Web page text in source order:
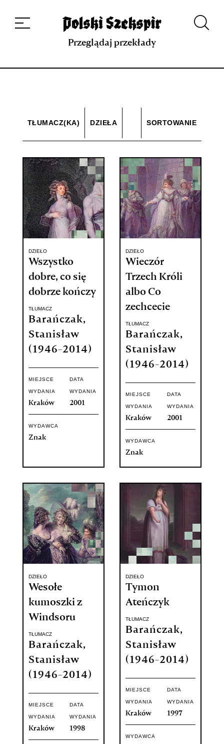
projekcie
Kontakt Indeks strony Aplikacja
Repozytorium XIX w.
Przeglądaj przekłady
TŁUMACZ(KA) DZIEŁA SORTOWANIE
DZIEŁO
Wszystko
dobre, co się
dobrze kończy
TŁUMACZ
Barańczak,
Stanisław
(1946-2014)
MIEJSCE
WYDANIA
Kraków
DATA
WYDANIA
2001
WYDAWCA
Znak
DZIEŁO
Wieczór
Trzech Króli
albo Co
zechcecie
TŁUMACZ
Barańczak,
Stanisław
(1946-2014)
MIEJSCE
WYDANIA
Kraków
DATA
WYDANIA
2001
WYDAWCA
Znak
DZIEŁO
Wesołe
kumoszki z
Windsoru
TŁUMACZ
Barańczak,
Stanisław
(1946-2014)
MIEJSCE
WYDANIA
Kraków
DATA
WYDANIA
1998
DZIEŁO
Tymon
Ateńczyk
TŁUMACZ
Barańczak,
Stanisław
(1946-2014)
MIEJSCE
WYDANIA
Kraków
DATA
WYDANIA
1997
WYDAWCA